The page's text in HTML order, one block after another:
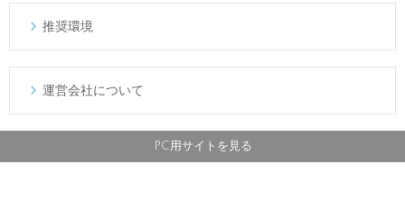
 推奨環境
 運営会社について
PC用サイトを見る